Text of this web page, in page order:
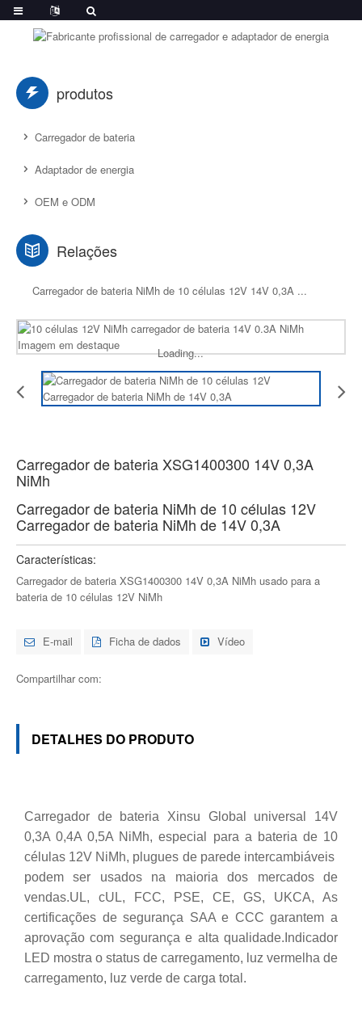
produtos
Carregador de bateria
Adaptador de energia
OEM e ODM
Relações
Carregador de bateria NiMh de 10 células 12V 14V 0,3A ...
Loading...
Carregador de bateria XSG1400300 14V 0,3A
NiMh
Carregador de bateria NiMh de 10 células 12V
Carregador de bateria NiMh de 14V 0,3A
Características:
Carregador de bateria XSG1400300 14V 0,3A NiMh usado para a
bateria de 10 células 12V NiMh
E-mail Ficha de dados Vídeo
Compartilhar com:
DETALHES DO PRODUTO
Carregador de bateria Xinsu Global universal 14V
0,3A 0,4A 0,5A NiMh, especial para a bateria de 10
células 12V NiMh, plugues de parede intercambiáveis ​​
podem ser usados ​​na maioria dos mercados de
vendas.UL, cUL, FCC, PSE, CE, GS, UKCA, As
certificações de segurança SAA e CCC garantem a
aprovação com segurança e alta qualidade.Indicador
LED mostra o status de carregamento, luz vermelha de
carregamento, luz verde de carga total.